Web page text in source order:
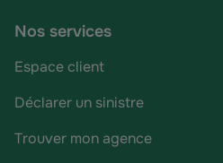
Nos services
Espace client
Déclarer un sinistre
Trouver mon agence